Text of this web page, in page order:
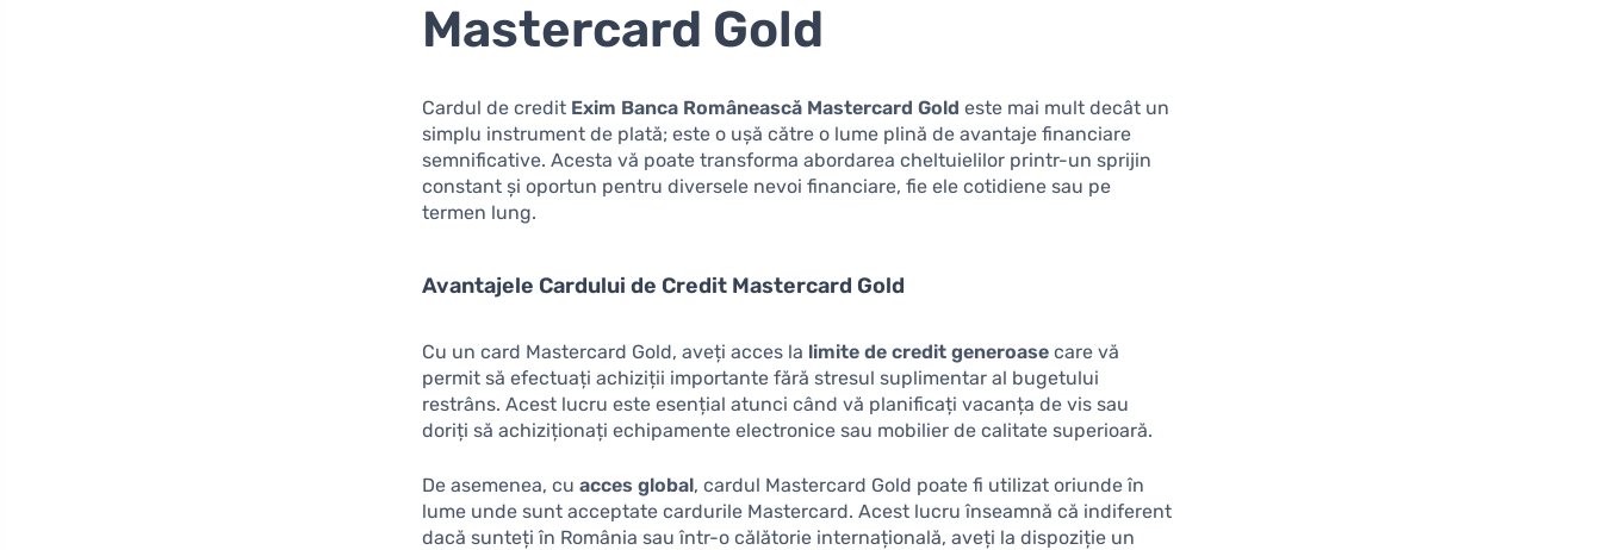
Mastercard Gold
Cardul de credit Exim Banca Românească Mastercard Gold este mai mult decât un
simplu instrument de plată; este o ușă către o lume plină de avantaje financiare
semnificative. Acesta vă poate transforma abordarea cheltuielilor printr-un sprijin
constant și oportun pentru diversele nevoi financiare, fie ele cotidiene sau pe
termen lung.
Avantajele Cardului de Credit Mastercard Gold
Cu un card Mastercard Gold, aveți acces la limite de credit generoase care vă
permit să efectuați achiziții importante fără stresul suplimentar al bugetului
restrâns. Acest lucru este esențial atunci când vă planificați vacanța de vis sau
doriți să achiziționați echipamente electronice sau mobilier de calitate superioară.
De asemenea, cuacces global, cardul Mastercard Gold poate fi utilizat oriunde în
lume unde sunt acceptate cardurile Mastercard. Acest lucru înseamnă că indiferent
dacă sunteți în România sau într-o călătorie internațională, aveți la dispoziție un